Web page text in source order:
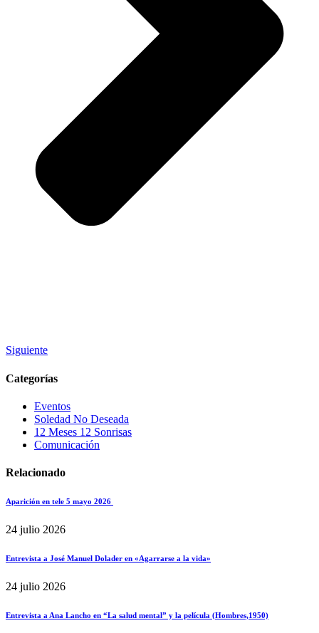
Siguiente
Categorías
Eventos
Soledad No Deseada
12 Meses 12 Sonrisas
Comunicación
Relacionado
Aparición en tele 5 mayo 2026
24 julio 2026
Entrevista a José Manuel Dolader en «Agarrarse a la vida»
24 julio 2026
Entrevista a Ana Lancho en “La salud mental” y la película (Hombres,1950)